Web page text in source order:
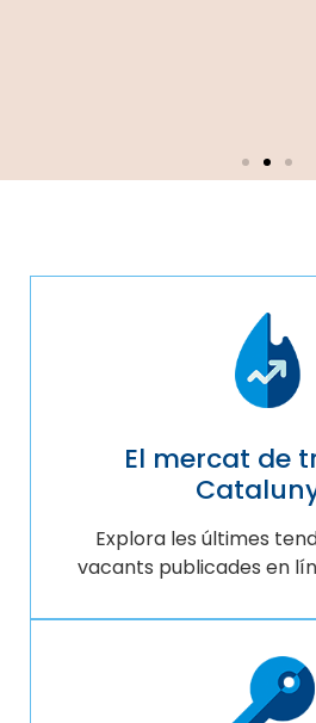
El valor humà enfront del
El mercat de
Explora les últimes
vacants publicades en